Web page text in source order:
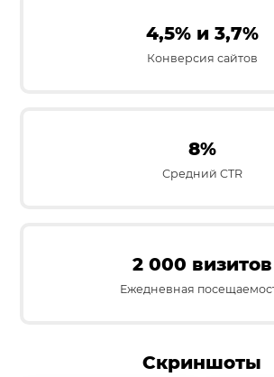
4,5% и 3,7%
Конверсия сайтов
8%
Средний CTR
2 000 визитов
Ежедневная
Скриншоты